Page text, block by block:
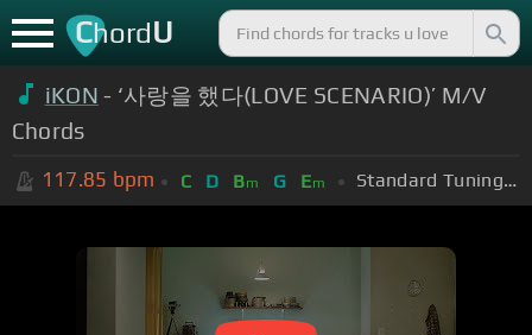
ChordU
iKON - ‘사랑을 했다(LOVE SCENARIO)’ M/V
Chords
117.85 bpm C D Bm G Em Standard Tuning (EADGBE)